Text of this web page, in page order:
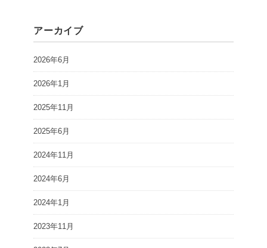
アーカイブ
2026年6月
2026年1月
2025年11月
2025年6月
2024年11月
2024年6月
2024年1月
2023年11月